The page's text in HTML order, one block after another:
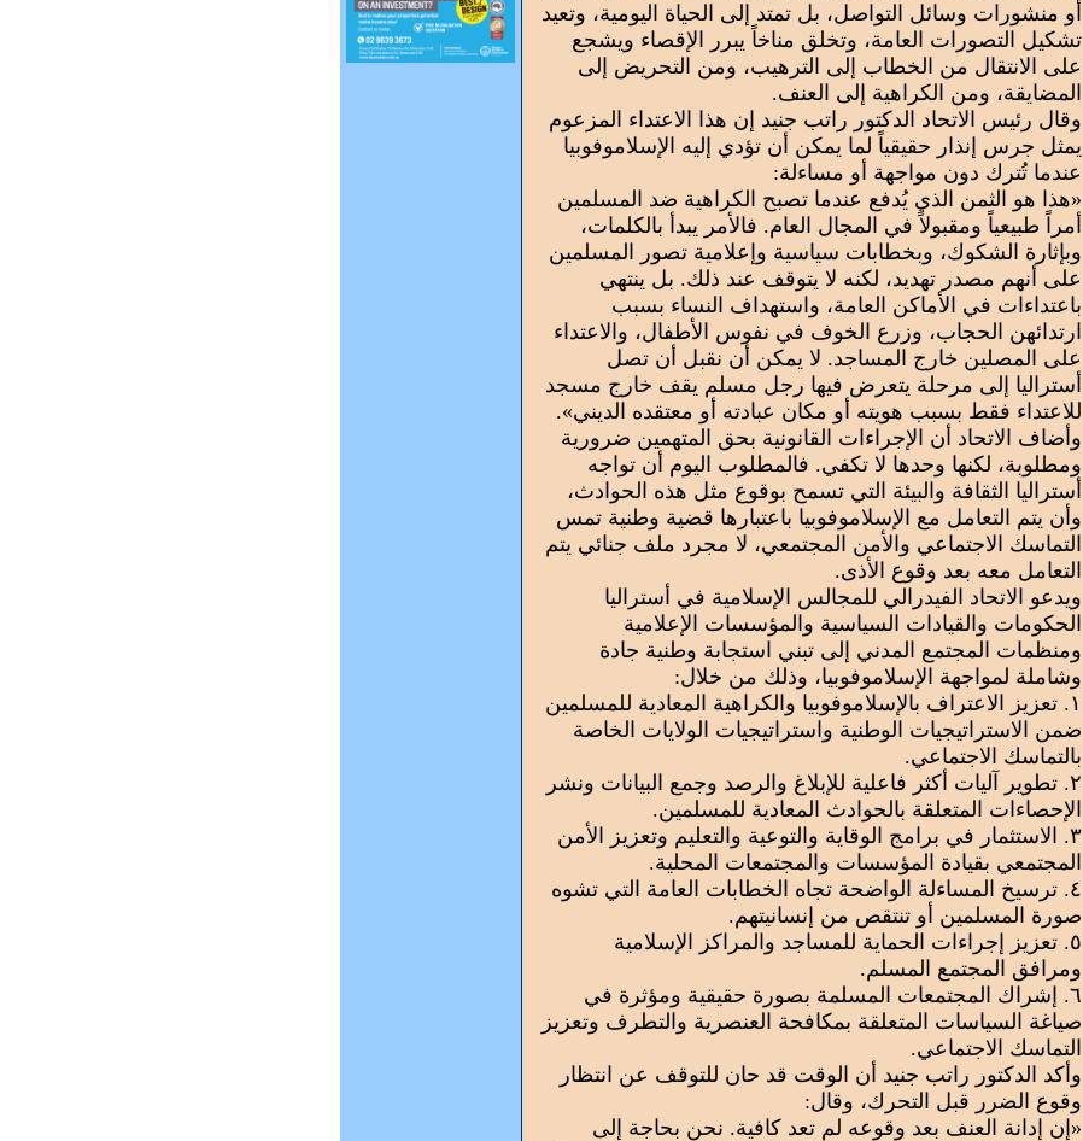
أو منشورات وسائل التواصل، بل تمتد إلى الحياة اليومية، وتعيد
تشكيل التصورات العامة، وتخلق مناخاً يبرر الإقصاء ويشجع
على الانتقال من الخطاب إلى الترهيب، ومن التحريض إلى
المضايقة، ومن الكراهية إلى العنف.
وقال رئيس الاتحاد الدكتور راتب جنيد إن هذا الاعتداء المزعوم
يمثل جرس إنذار حقيقياً لما يمكن أن تؤدي إليه الإسلاموفوبيا
عندما تُترك دون مواجهة أو مساءلة:
«هذا هو الثمن الذي يُدفع عندما تصبح الكراهية ضد المسلمين
أمراً طبيعياً ومقبولاً في المجال العام. فالأمر يبدأ بالكلمات،
وبإثارة الشكوك، وبخطابات سياسية وإعلامية تصور المسلمين
على أنهم مصدر تهديد، لكنه لا يتوقف عند ذلك. بل ينتهي
باعتداءات في الأماكن العامة، واستهداف النساء بسبب
ارتدائهن الحجاب، وزرع الخوف في نفوس الأطفال، والاعتداء
على المصلين خارج المساجد. لا يمكن أن نقبل أن تصل
أستراليا إلى مرحلة يتعرض فيها رجل مسلم يقف خارج مسجد
للاعتداء فقط بسبب هويته أو مكان عبادته أو معتقده الديني».
وأضاف الاتحاد أن الإجراءات القانونية بحق المتهمين ضرورية
ومطلوبة، لكنها وحدها لا تكفي. فالمطلوب اليوم أن تواجه
أستراليا الثقافة والبيئة التي تسمح بوقوع مثل هذه الحوادث،
وأن يتم التعامل مع الإسلاموفوبيا باعتبارها قضية وطنية تمس
التماسك الاجتماعي والأمن المجتمعي، لا مجرد ملف جنائي يتم
التعامل معه بعد وقوع الأذى.
ويدعو الاتحاد الفيدرالي للمجالس الإسلامية في أستراليا
الحكومات والقيادات السياسية والمؤسسات الإعلامية
ومنظمات المجتمع المدني إلى تبني استجابة وطنية جادة
وشاملة لمواجهة الإسلاموفوبيا، وذلك من خلال:
١. تعزيز الاعتراف بالإسلاموفوبيا والكراهية المعادية للمسلمين
ضمن الاستراتيجيات الوطنية واستراتيجيات الولايات الخاصة
بالتماسك الاجتماعي.
٢. تطوير آليات أكثر فاعلية للإبلاغ والرصد وجمع البيانات ونشر
الإحصاءات المتعلقة بالحوادث المعادية للمسلمين.
٣. الاستثمار في برامج الوقاية والتوعية والتعليم وتعزيز الأمن
المجتمعي بقيادة المؤسسات والمجتمعات المحلية.
٤. ترسيخ المساءلة الواضحة تجاه الخطابات العامة التي تشوه
صورة المسلمين أو تنتقص من إنسانيتهم.
٥. تعزيز إجراءات الحماية للمساجد والمراكز الإسلامية
ومرافق المجتمع المسلم.
٦. إشراك المجتمعات المسلمة بصورة حقيقية ومؤثرة في
صياغة السياسات المتعلقة بمكافحة العنصرية والتطرف وتعزيز
التماسك الاجتماعي.
وأكد الدكتور راتب جنيد أن الوقت قد حان للتوقف عن انتظار
وقوع الضرر قبل التحرك، وقال:
«إن إدانة العنف بعد وقوعه لم تعد كافية. نحن بحاجة إلى